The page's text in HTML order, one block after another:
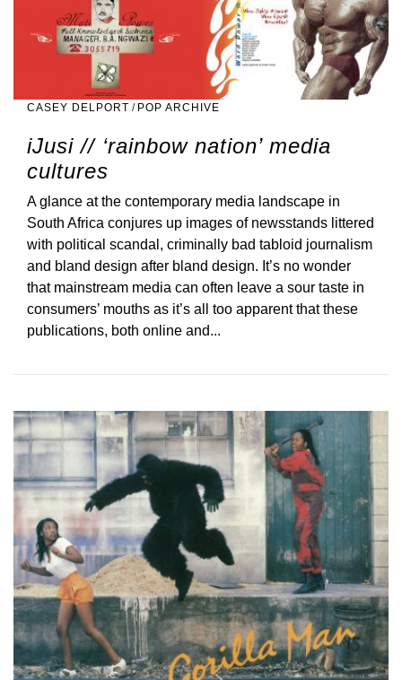
CASEY DELPORT / POP ARCHIVE
iJusi // ‘rainbow nation’ media
cultures
A glance at the contemporary media landscape in
South Africa conjures up images of newsstands littered
with political scandal, criminally bad tabloid journalism
and bland design after bland design. It’s no wonder
that mainstream media can often leave a sour taste in
consumers’ mouths as it’s all too apparent that these
publications, both online and...